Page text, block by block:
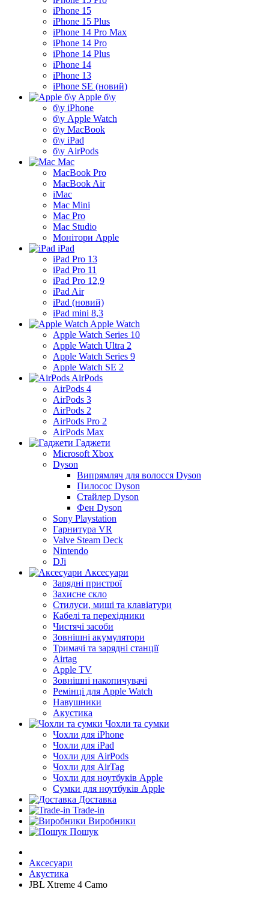
iPhone 15
iPhone 15 Plus
iPhone 14 Pro Max
iPhone 14 Pro
iPhone 14 Plus
iPhone 14
iPhone 13
iPhone SE (новий)
Apple б\у
б\у iPhone
б\у Apple Watch
б\у MacBook
б\у iPad
б\у AirPods
Mac
MacBook Pro
MacBook Air
iMac
Mac Mini
Mac Pro
Mac Studio
Монітори Apple
iPad
iPad Pro 13
iPad Pro 11
iPad Pro 12,9
iPad Air
iPad (новий)
iPad mini 8,3
Apple Watch
Apple Watch Series 10
Apple Watch Ultra 2
Apple Watch Series 9
Apple Watch SE 2
AirPods
AirPods 4
AirPods 3
AirPods 2
AirPods Pro 2
AirPods Max
Гаджети
Microsoft Xbox
Dyson
Випрямляч для волосся Dyson
Пилосос Dyson
Стайлер Dyson
Фен Dyson
Sony Playstation
Гарнитура VR
Valve Steam Deck
Nintendo
DJi
Аксесуари
Зарядні пристрої
Захисне скло
Стилуси, миші та клавіатури
Кабелі та перехідники
Чистячі засоби
Зовнішні акумулятори
Тримачі та зарядні станції
Airtag
Apple TV
Зовнішні накопичувачі
Ремінці для Apple Watch
Навушники
Акустика
Чохли та сумки
Чохли для iPhone
Чохли для iPad
Чохли для AirPods
Чохли для AirTag
Чохли для ноутбуків Apple
Сумки для ноутбуків Apple
Доставка
Trade-in
Виробники
Пошук
Аксесуари
Акустика
JBL Xtreme 4 Camo